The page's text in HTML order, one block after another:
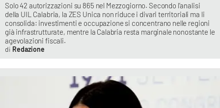
Solo 42 autorizzazioni su 865 nel Mezzogiorno. Secondo l’analisi
della UIL Calabria, la ZES Unica non riduce i divari territoriali ma li
consolida: investimenti e occupazione si concentrano nelle regioni
già infrastrutturate, mentre la Calabria resta marginale nonostante le
agevolazioni fiscali.
Redazione